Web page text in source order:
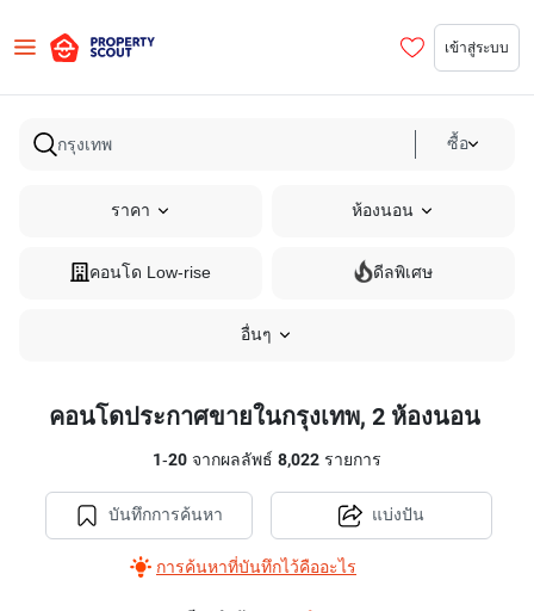
เข้าสู่ระบบ
ซื้อ
ราคา ห้องนอน
คอนโด Low-rise ดีลพิเศษ
อื่นๆ
คอนโดประกาศขายในกรุงเทพ, 2 ห้องนอน
1-20 จากผลลัพธ์ 8,022 รายการ
บันทึกการค้นหา
การค้นหาที่บันทึกไว้คืออะไร
แบ่งปัน